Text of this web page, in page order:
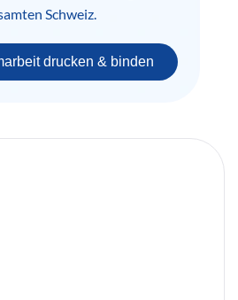
Schweiz.
drucken & binden